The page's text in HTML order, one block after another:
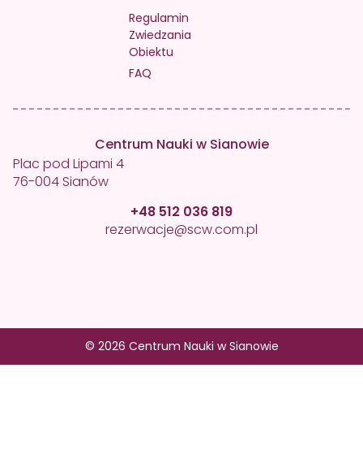
Regulamin
Zwiedzania
Obiektu
FAQ
Centrum Nauki w Sianowie
Plac pod Lipami 4
76-004 Sianów
+48 512 036 819
rezerwacje@scw.com.pl
© 2026 Centrum Nauki w Sianowie